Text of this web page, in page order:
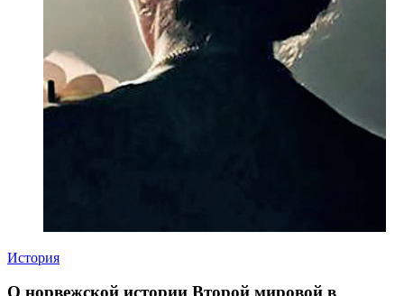
История
О норвежской истории Второй мировой в